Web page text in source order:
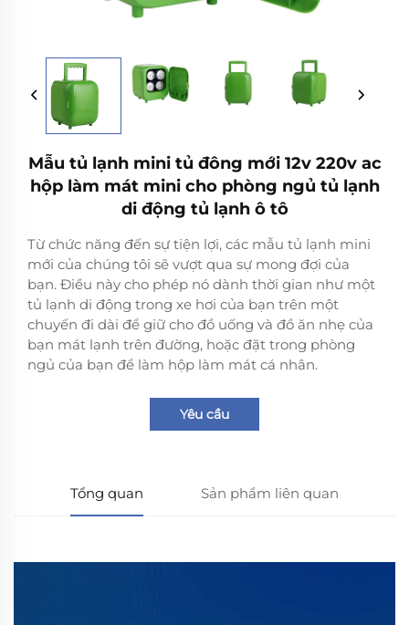
Mẫu tủ lạnh mini tủ đông mới 12v 220v ac
hộp làm mát mini cho phòng ngủ tủ lạnh
di động tủ lạnh ô tô
Từ chức năng đến sự tiện lợi, các mẫu tủ lạnh mini
mới của chúng tôi sẽ vượt qua sự mong đợi của
bạn. Điều này cho phép nó dành thời gian như một
tủ lạnh di động trong xe hơi của bạn trên một
chuyến đi dài để giữ cho đồ uống và đồ ăn nhẹ của
bạn mát lạnh trên đường, hoặc đặt trong phòng
ngủ của bạn để làm hộp làm mát cá nhân.
Yêu cầu
Tổng quan Sản phẩm liên quan